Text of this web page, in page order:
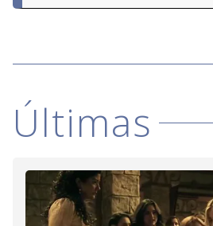
Últimas